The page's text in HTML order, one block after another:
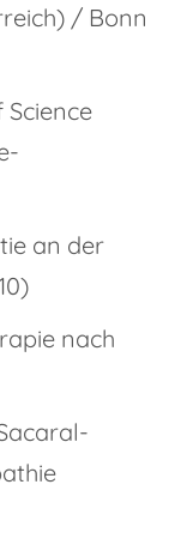
/ Bonn
Science
an der
nach